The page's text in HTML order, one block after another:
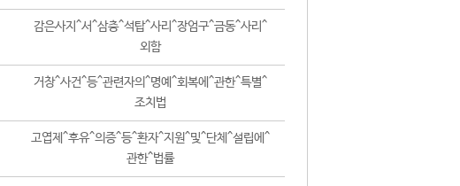
감은사지^서^삼층^석탑^사리^장엄구^금동^사리^
외함
거창^사건^등^관련자의^명예^회복에^관한^특별^
조치법
고엽제^후유^의증^등^환자^지원^및^단체^설립에^
관한^법률